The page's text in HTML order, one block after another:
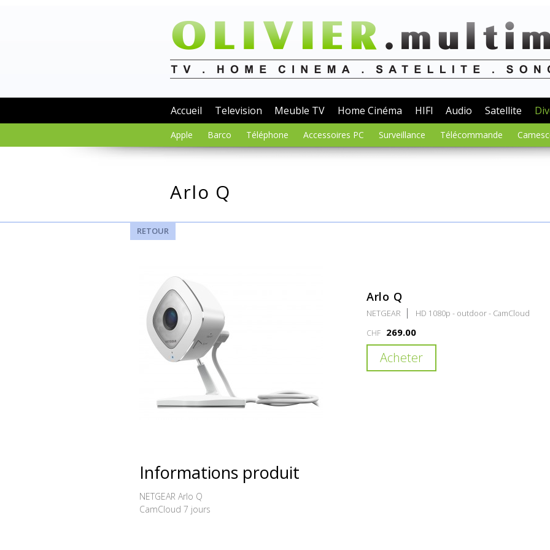
Accueil Television Meuble TV Home Cinéma HIFI Audio Satellite
Apple Barco Téléphone Accessoires PC Surveillance Télécommande
Arlo Q
RETOUR
Arlo Q
NETGEAR
HD 1080p - outdoor - CamCloud
CHF 269.00
Acheter
Informations produit
NETGEAR Arlo Q
CamCloud 7 jours